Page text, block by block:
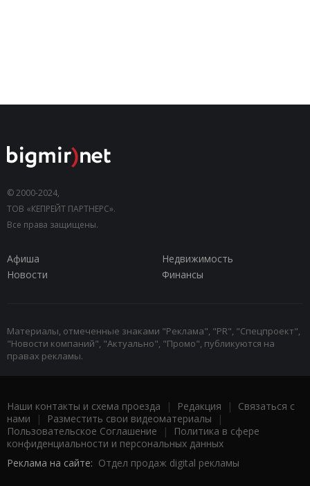
© 2000-2024,
ТОВ «КЕПРЕЙТ ПАРТНЕРС».
Все права защищены.
Афиша
Недвижимость
Новости
Финансы
Материалы, отмеченные знаками "Реклама", "PR", "Спецпроект",
"Новости компаний", "Актуально", "Промо", публикуются на
правах рекламы.
Наши контакты и схема проезда | Редакция | Связаться с
нами | Разместить свои видеоматериалы |
Пользовательское Соглашение |
Политика в сфере
конфиденциальности и персональных данных
Реклама на сайте: Отдел продаж digital рекламы